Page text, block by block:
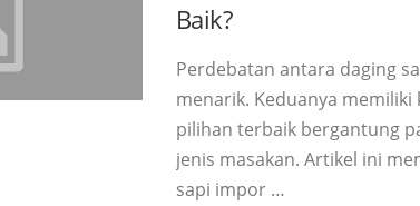
Baik?
Perdebatan antara daging
menarik. Keduanya
pilihan terbaik bergantung
jenis masakan. Artikel ini
sapi impor …